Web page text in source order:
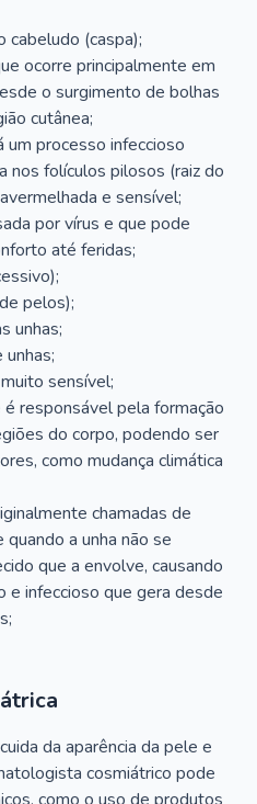
cabeludo (caspa);
ocorre principalmente em
o surgimento de bolhas
cutânea;
um processo infeccioso
nos folículos pilosos (raiz do
e sensível;
por vírus e que pode
até feridas;
pelos);
unhas;
sensível;
responsável pela formação
do corpo, podendo ser
como mudança climática
chamadas de
a unha não se
que a envolve, causando
e infeccioso que gera desde
da aparência da pele e
cosmiátrico pode